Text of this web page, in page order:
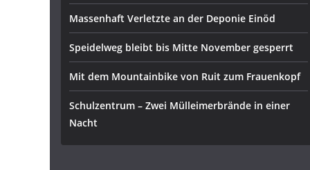
Massenhaft Verletzte an der Deponie Einöd
Speidelweg bleibt bis Mitte November gesperrt
Mit dem Mountainbike von Ruit zum Frauenkopf
Schulzentrum – Zwei Mülleimerbrände in einer
Nacht